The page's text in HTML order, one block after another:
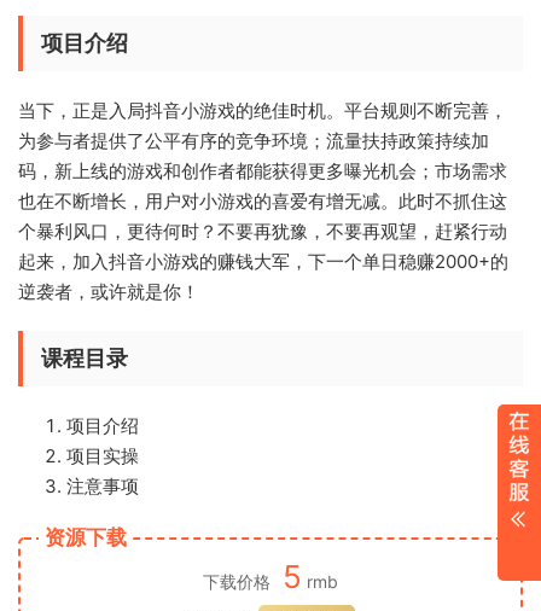
项目介绍
当下，正是入局抖音小游戏的绝佳时机。平台规则不断完善，
为参与者提供了公平有序的竞争环境；流量扶持政策持续加
码，新上线的游戏和创作者都能获得更多曝光机会；市场需求
也在不断增长，用户对小游戏的喜爱有增无减。此时不抓住这
个暴利风口，更待何时？不要再犹豫，不要再观望，赶紧行动
起来，加入抖音小游戏的赚钱大军，下一个单日稳赚2000+的
逆袭者，或许就是你！
课程目录
项目介绍
项目实操
注意事项
资源下载
下载价格 5 rmb